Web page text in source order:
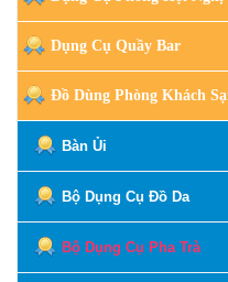
Dụng Cụ Quầy Bar
Đồ Dùng Phòng Khách
Bàn Ủi
Bộ Dụng Cụ Đồ Da
Bộ Dụng Cụ Pha Trà